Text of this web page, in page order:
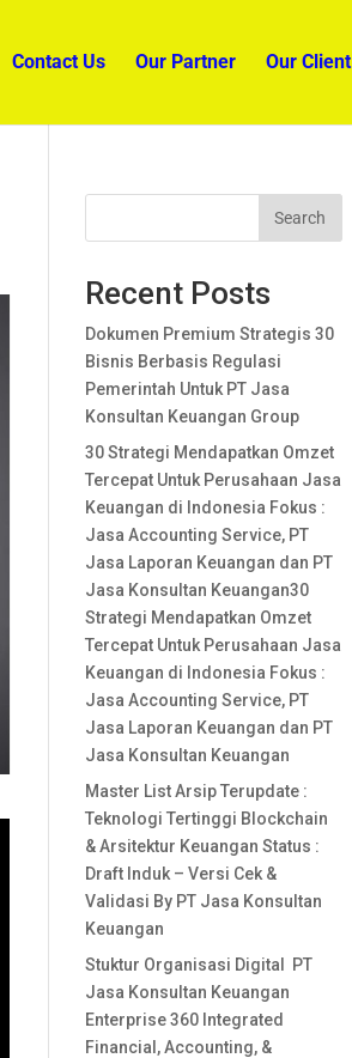
Contact Us Our Partner Our Client
Search
Recent Posts
Dokumen Premium Strategis 30
Bisnis Berbasis Regulasi
Pemerintah Untuk PT Jasa
Konsultan Keuangan Group
30 Strategi Mendapatkan Omzet
Tercepat Untuk Perusahaan Jasa
Keuangan di Indonesia Fokus :
Jasa Accounting Service, PT
Jasa Laporan Keuangan dan PT
Jasa Konsultan Keuangan30
Strategi Mendapatkan Omzet
Tercepat Untuk Perusahaan Jasa
Keuangan di Indonesia Fokus :
Jasa Accounting Service, PT
Jasa Laporan Keuangan dan PT
Jasa Konsultan Keuangan
Master List Arsip Terupdate :
Teknologi Tertinggi Blockchain
& Arsitektur Keuangan Status :
Draft Induk – Versi Cek &
Validasi By PT Jasa Konsultan
Keuangan
Stuktur Organisasi Digital PT
Jasa Konsultan Keuangan
Enterprise 360 Integrated
Financial, Accounting, &